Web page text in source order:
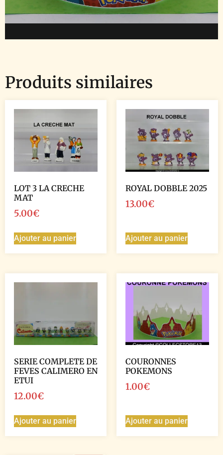
Produits similaires
LOT 3 LA CRECHE
MAT
5.00€
Ajouter au panier
ROYAL DOBBLE 2025
13.00€
Ajouter au panier
SERIE COMPLETE DE
FEVES CALIMERO EN
ETUI
12.00€
Ajouter au panier
COURONNES
POKEMONS
1.00€
Ajouter au panier